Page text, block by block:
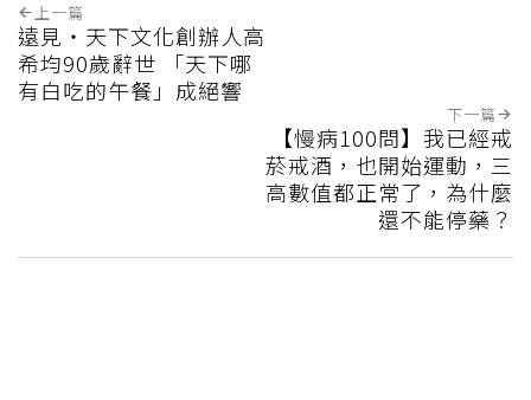
上一篇
遠見‧天下文化創辦人高
希均90歲辭世 「天下哪
有白吃的午餐」成絕響
下一篇
【慢病100問】我已經戒
菸戒酒，也開始運動，三
高數值都正常了，為什麼
還不能停藥？